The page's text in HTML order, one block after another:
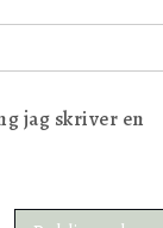
jag skriver en